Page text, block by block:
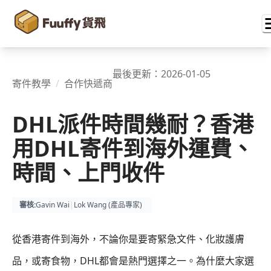
寄件教學 / 合作快遞商
最後更新： 2026-01-05
DHL派件時間幾耐？香港
用DHL寄件到海外運費、
時間、上門收件
審核:Gavin Wai | Lok Wang (產品專家)
從香港寄件到海外，不論你是要寄緊急文件、化妝護膚
品，或寄食物，DHL都會是熱門選擇之一。為什麼大家選